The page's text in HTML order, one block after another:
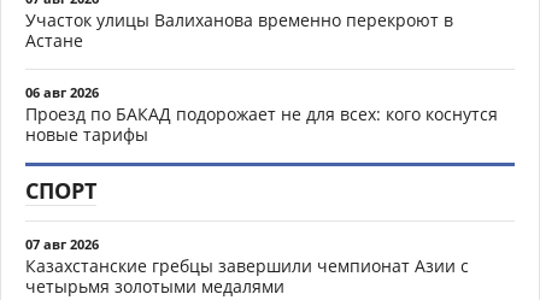
Участок улицы Валиханова временно перекроют в
Астане
06 авг 2026
Проезд по БАКАД подорожает не для всех: кого коснутся
новые тарифы
СПОРТ
07 авг 2026
Казахстанские гребцы завершили чемпионат Азии с
четырьмя золотыми медалями